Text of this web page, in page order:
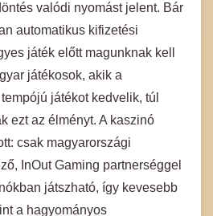
valódi nyomást jelent. Bár
automatikus kifizetési
játék előtt magunknak kell
játékosok, akik a
játékot kedvelik, túl
ezt az élményt. A kaszinó
csak magyarországi
InOut Gaming partnerséggel
játszható, így kevesebb
a hagyományos